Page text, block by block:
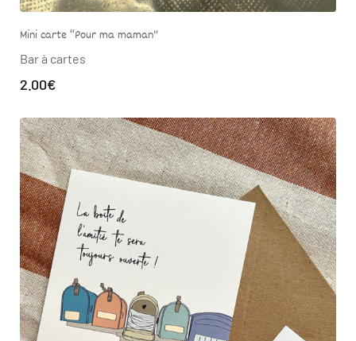
Mini carte “Pour ma maman”
Bar à cartes
2.00€